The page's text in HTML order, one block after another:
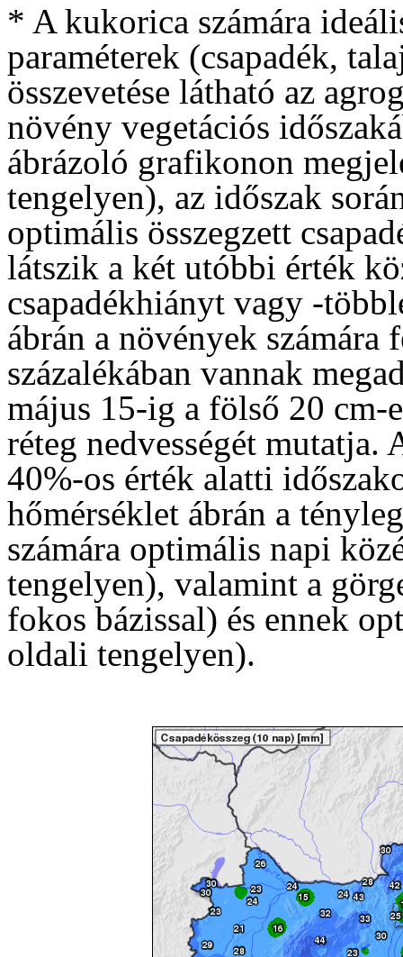
* A kukorica számára
paraméterek (csapadék,
összevetése látható az
növény vegetációs
ábrázoló grafikonon
tengelyen), az időszak
optimális összegzett
látszik a két utóbbi érték
csapadékhiányt vagy -
ábrán a növények számára
százalékában vannak
május 15-ig a fölső 20 cm-
réteg nedvességét
40%-os érték alatti
hőmérséklet ábrán a
számára optimális napi
tengelyen), valamint a
fokos bázissal) és ennek
oldali tengelyen).